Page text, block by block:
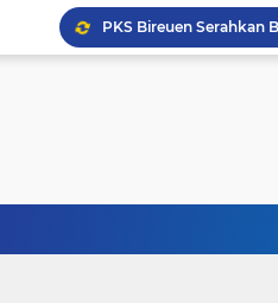
Politisi Senior PPP